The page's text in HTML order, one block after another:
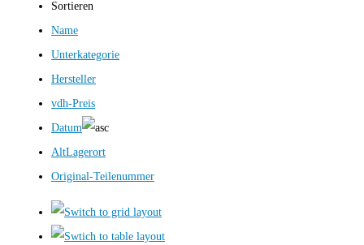
Sortieren
Name
Unterkategorie
Hersteller
vdh-Preis
Datum
AltLagerort
Original-Teilenummer